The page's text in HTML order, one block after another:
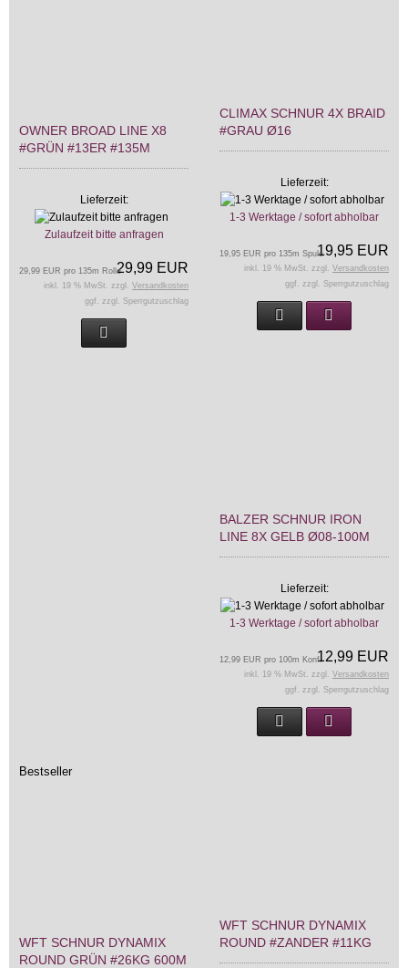
OWNER BROAD LINE X8
#GRÜN #13ER #135M
Lieferzeit:
Zulaufzeit bitte anfragen
29,99 EUR
29,99 EUR pro 135m Rolle
inkl. 19 % MwSt. zzgl. Versandkosten
ggf. zzgl. Sperrgutzuschlag
CLIMAX SCHNUR 4X BRAID
#GRAU Ø16
Lieferzeit:
1-3 Werktage / sofort abholbar
19,95 EUR
19,95 EUR pro 135m Spule
inkl. 19 % MwSt. zzgl. Versandkosten
ggf. zzgl. Sperrgutzuschlag
BALZER SCHNUR IRON
LINE 8X GELB Ø08-100M
Lieferzeit:
1-3 Werktage / sofort abholbar
12,99 EUR
12,99 EUR pro 100m Konf.
inkl. 19 % MwSt. zzgl. Versandkosten
ggf. zzgl. Sperrgutzuschlag
Bestseller
WFT SCHNUR DYNAMIX
ROUND GRÜN #26KG 600M
WFT SCHNUR DYNAMIX
ROUND #ZANDER #11KG